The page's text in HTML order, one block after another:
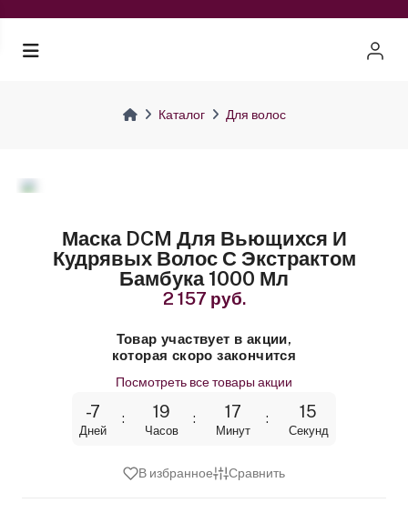
Каталог Для волос
Маска DCM Для Вьющихся И
Кудрявых Волос С Экстрактом
Бамбука 1000 Мл
2 157 руб.
Товар участвует в акции,
которая скоро закончится
Посмотреть все товары акции
-7
Дней
19
Часов
17
Минут
15
Секунд
В избранное Сравнить